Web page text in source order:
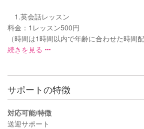
1.英会話レッスン
料金：1レッスン500円
（時間は1時間以内で年齢に合わせた時間
続きを見る
サポートの特徴
対応可能/特徴
送迎サポート